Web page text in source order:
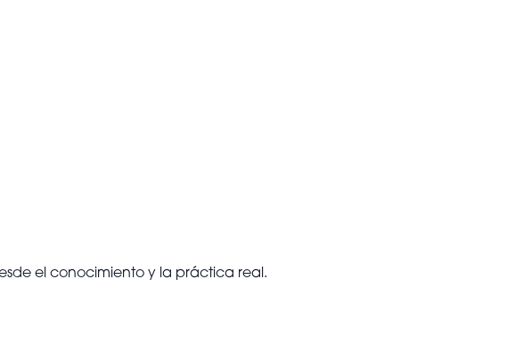
el conocimiento y la práctica real.